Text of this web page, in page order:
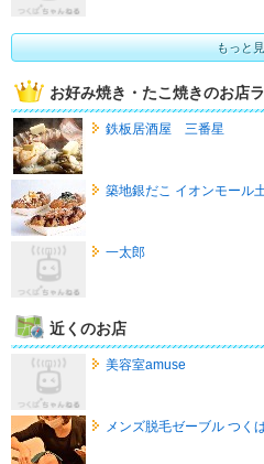
もっと
お好み焼き・たこ焼きのお店
鉄板居酒屋 三番星
築地銀だこ イオンモール
一太郎
近くのお店
美容室amuse
メンズ脱毛ゼーブル つく